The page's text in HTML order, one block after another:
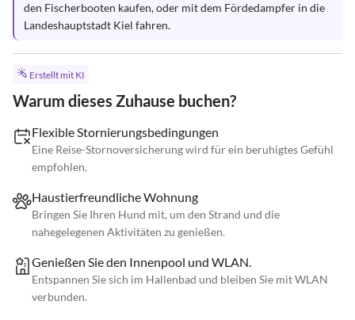
den Fischerbooten kaufen, oder mit dem Fördedampfer in die
Landeshauptstadt Kiel fahren.
Erstellt mit KI
Warum dieses Zuhause buchen?
Flexible Stornierungsbedingungen
Eine Reise-Stornoversicherung wird für ein beruhigtes Gefühl
empfohlen.
Haustierfreundliche Wohnung
Bringen Sie Ihren Hund mit, um den Strand und die
nahegelegenen Aktivitäten zu genießen.
Genießen Sie den Innenpool und WLAN.
Entspannen Sie sich im Hallenbad und bleiben Sie mit WLAN
verbunden.